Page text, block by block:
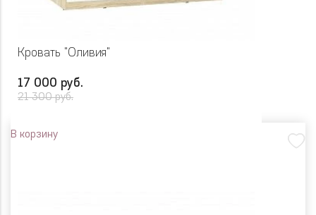
Кровать "Оливия"
17 000 руб.
21 300 руб.
В корзину